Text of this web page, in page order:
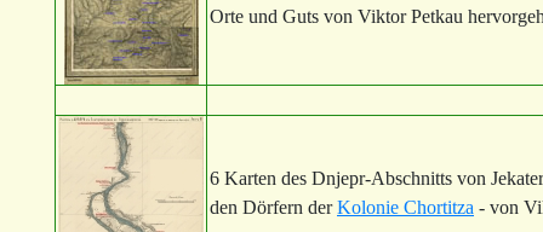
Orte und Guts von Viktor Petkau
6 Karten des Dnjepr-Abschnitts von
den Dörfern derKolonie Chortitza - von